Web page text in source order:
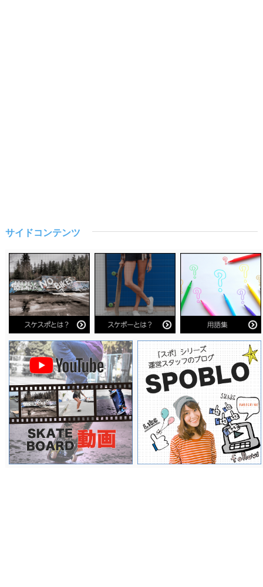
サイドコンテンツ